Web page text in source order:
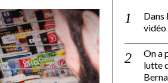
Dans
vidéo
On a
lutte